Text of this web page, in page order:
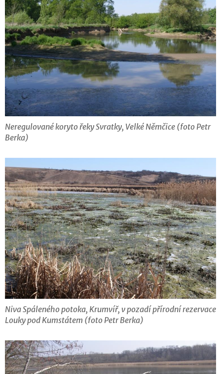
Neregulované koryto řeky Svratky, Velké Němčice (foto Petr
Berka)
Niva Spáleného potoka, Krumvíř, v pozadí přírodní rezervace
Louky pod Kumstátem (foto Petr Berka)